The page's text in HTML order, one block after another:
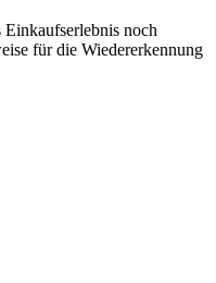
noch
für die Wiedererkennung